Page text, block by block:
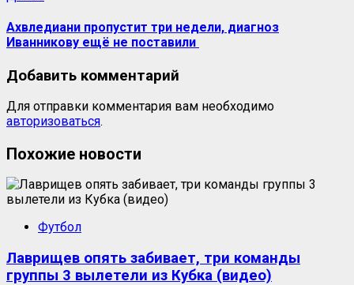
Ахвледиани пропустит три недели, диагноз
Иванникову ещё не поставили
Добавить комментарий
Для отправки комментария вам необходимо
авторизоваться.
Похожие новости
Футбол
Лаврищев опять забивает, три команды
группы 3 вылетели из Кубка (видео)